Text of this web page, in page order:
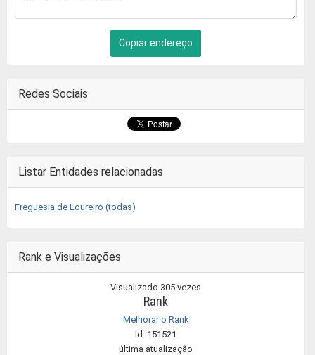
Copiar endereço
Redes Sociais
Listar Entidades relacionadas
Freguesia de Loureiro (todas)
Rank e Visualizações
Visualizado 305 vezes
Rank
Melhorar o Rank
Id: 151521
última atualização